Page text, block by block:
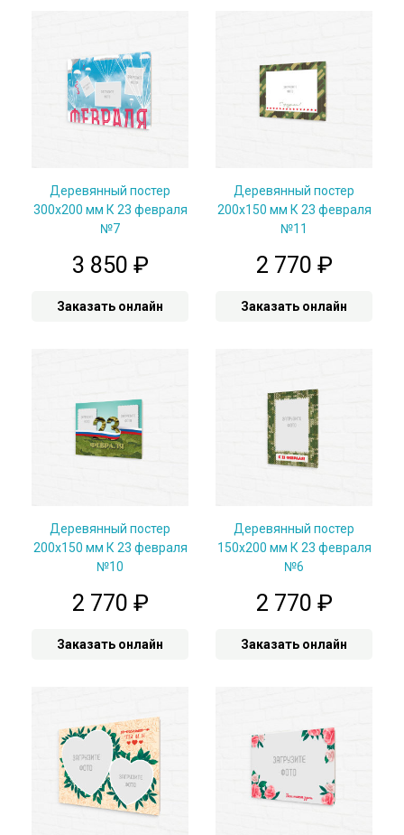
Деревянный постер
300x200 мм К 23 февраля
№7
3 850 ₽
Заказать онлайн
Деревянный постер
200x150 мм К 23 февраля
№11
2 770 ₽
Заказать онлайн
Деревянный постер
200x150 мм К 23 февраля
№10
2 770 ₽
Заказать онлайн
Деревянный постер
150x200 мм К 23 февраля
№6
2 770 ₽
Заказать онлайн